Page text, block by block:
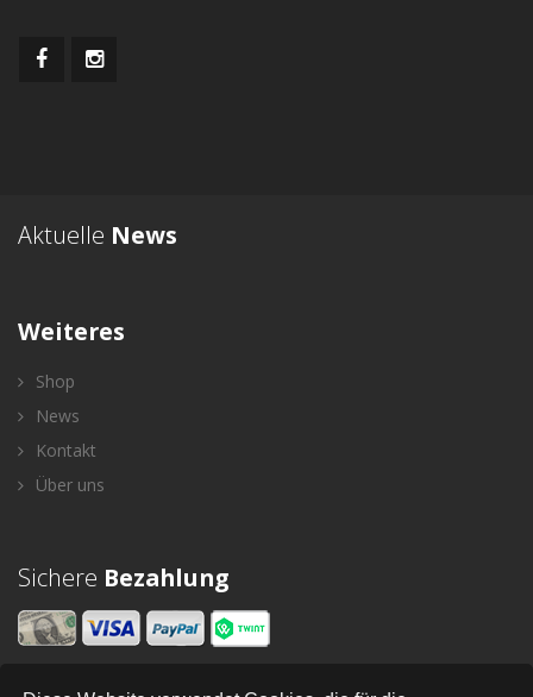
Aktuelle News
Weiteres
Shop
News
Kontakt
Über uns
Sichere Bezahlung